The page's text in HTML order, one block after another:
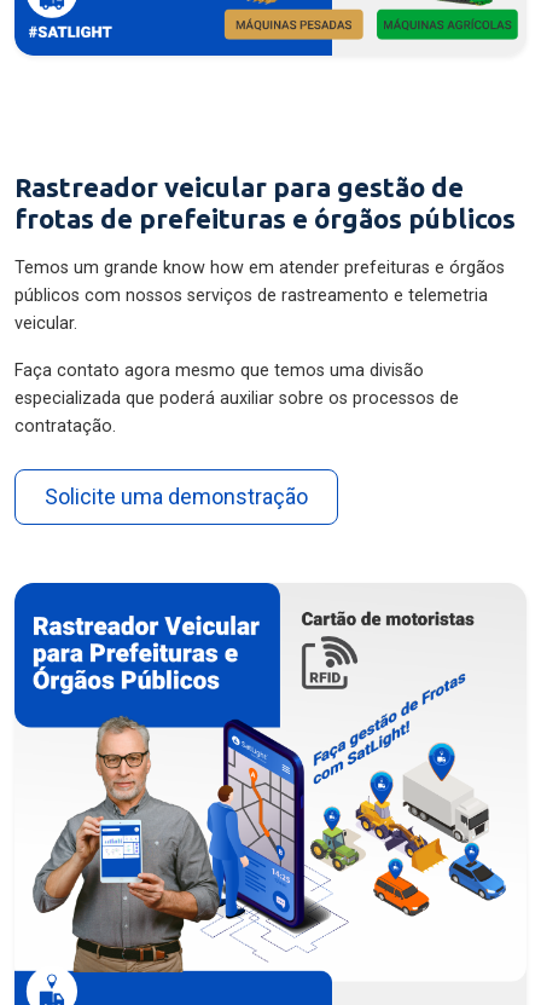
Rastreador veicular para gestão de
frotas de prefeituras e órgãos públicos
Temos um grande know how em atender prefeituras e órgãos
públicos com nossos serviços de rastreamento e telemetria
veicular.
Faça contato agora mesmo que temos uma divisão
especializada que poderá auxiliar sobre os processos de
contratação.
Solicite uma demonstração